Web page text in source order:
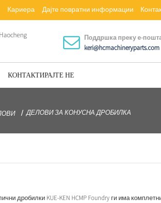
Кариера Дајте повратни информации
Поддршка преку е-
keri@hcmachineryparts.com
КОНТАКТИРАЈТЕ НЕ
ДЕЛОВИ ЗА КОНУСНА ДРОБИЛКА
дробилки KUE-KEN HCMP Foundry ги има